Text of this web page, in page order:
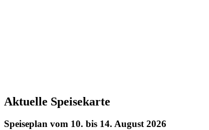
Aktuelle Speisekarte
Speiseplan vom 10. bis 14. August 2026